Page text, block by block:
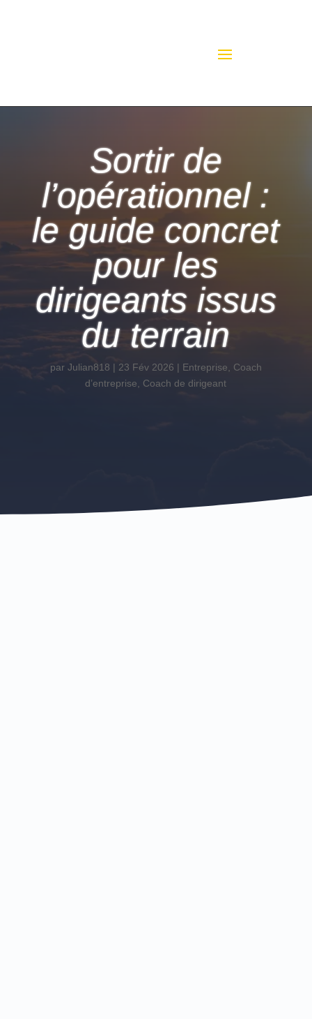
Sortir de
l’opérationnel :
le guide concret
pour les
dirigeants issus
du terrain
par Julian818 | 23 Fév 2026 | Entreprise, Coach
d’entreprise, Coach de dirigeant